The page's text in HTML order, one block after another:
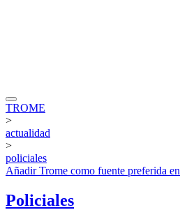
TROME
>
actualidad
>
policiales
AñadirTrome como fuente preferida en
Policiales